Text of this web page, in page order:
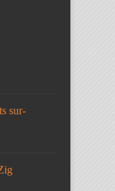
sur-